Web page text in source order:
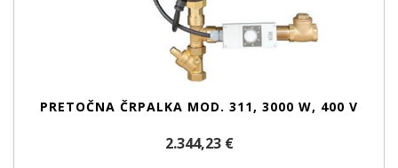
PRETOČNA ČRPALKA MOD. 311, 3000 W, 400 V
2.344,23 €